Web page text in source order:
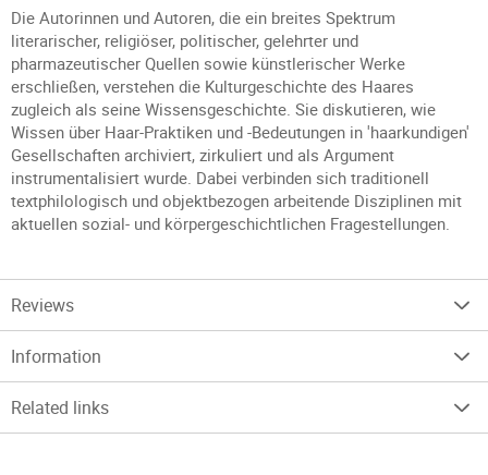
Die Autorinnen und Autoren, die ein breites Spektrum
literarischer, religiöser, politischer, gelehrter und
pharmazeutischer Quellen sowie künstlerischer Werke
erschließen, verstehen die Kulturgeschichte des Haares
zugleich als seine Wissensgeschichte. Sie diskutieren, wie
Wissen über Haar-Praktiken und -Bedeutungen in 'haarkundigen'
Gesellschaften archiviert, zirkuliert und als Argument
instrumentalisiert wurde. Dabei verbinden sich traditionell
textphilologisch und objektbezogen arbeitende Disziplinen mit
aktuellen sozial- und körpergeschichtlichen Fragestellungen.
Reviews
Information
Related links